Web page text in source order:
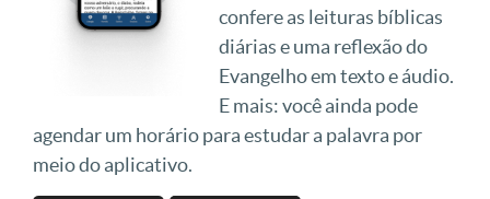
confere as leituras bíblicas
diárias e uma reflexão do
Evangelho em texto e áudio.
E mais: você ainda pode
agendar um horário para estudar a palavra por
meio do aplicativo.